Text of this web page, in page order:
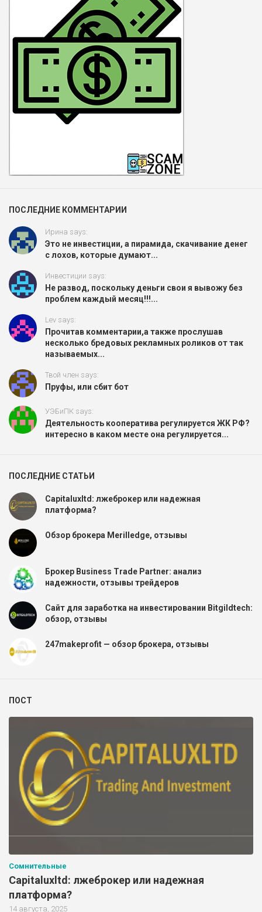
ПОСЛЕДНИЕ КОММЕНТАРИИ
Ирина says:
Это не инвестиции, а пирамида, скачивание денег
с лохов, которые думают...
Инвестиции says:
Не развод, поскольку деньги свои я вывожу без
проблем каждый месяц!!!...
Lev says:
Прочитав комментарии,а также прослушав
несколько бредовых рекламных роликов от так
называемых...
Твой член says:
Пруфы, или сбит бот
УЭБиПК says:
Деятельность кооператива регулируется ЖК РФ?
интересно в каком месте она регулируется...
ПОСЛЕДНИЕ СТАТЬИ
Capitaluxltd: лжеброкер или надежная
платформа?
Обзор брокера Merilledge, отзывы
Брокер Business Trade Partner: анализ
надежности, отзывы трейдеров
Сайт для заработка на инвестировании Bitgildtech:
обзор, отзывы
247makeprofit — обзор брокера, отзывы
ПОСТ
Сомнительные
Capitaluxltd: лжеброкер или надежная
платформа?
14 августа, 2025